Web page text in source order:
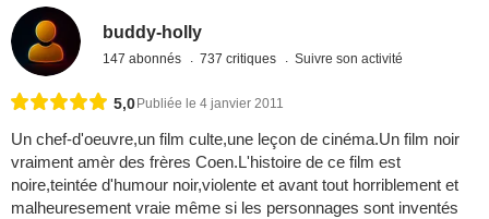
buddy-holly
147 abonnés 737 critiques Suivre son activité
5,0 Publiée le 4 janvier 2011
Un chef-d'oeuvre,un film culte,une leçon de cinéma.Un film noir
vraiment amèr des frères Coen.L'histoire de ce film est
noire,teintée d'humour noir,violente et avant tout horriblement et
malheuresement vraie même si les personnages sont inventés